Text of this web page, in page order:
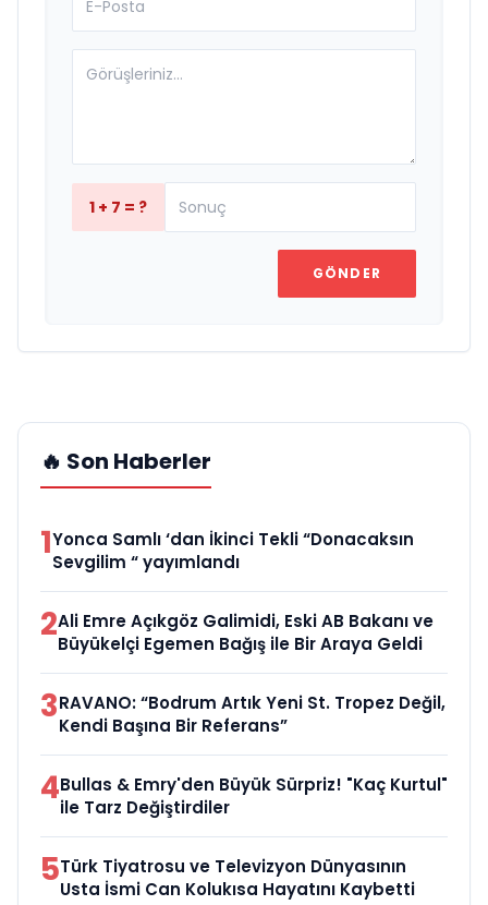
1 + 7 = ?
GÖNDER
🔥 Son Haberler
1Yonca Samlı ‘dan İkinci Tekli “Donacaksın
Sevgilim “ yayımlandı
2Ali Emre Açıkgöz Galimidi, Eski AB Bakanı ve
Büyükelçi Egemen Bağış ile Bir Araya Geldi
3RAVANO: “Bodrum Artık Yeni St. Tropez Değil,
Kendi Başına Bir Referans”
4Bullas & Emry'den Büyük Sürpriz! "Kaç Kurtul"
ile Tarz Değiştirdiler
5Türk Tiyatrosu ve Televizyon Dünyasının
Usta İsmi Can Kolukısa Hayatını Kaybetti